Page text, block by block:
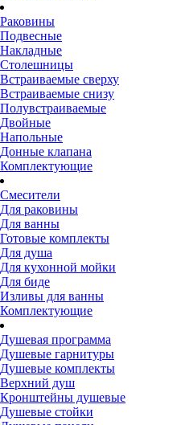
Раковины
Подвесные
Накладные
Столешницы
Встраиваемые сверху
Встраиваемые снизу
Полувстраиваемые
Двойные
Напольные
Донные клапана
Комплектующие
Смесители
Для раковины
Для ванны
Готовые комплекты
Для душа
Для кухонной мойки
Для биде
Изливы для ванны
Комплектующие
Душевая программа
Душевые гарнитуры
Душевые комплекты
Верхний душ
Кронштейны душевые
Душевые стойки